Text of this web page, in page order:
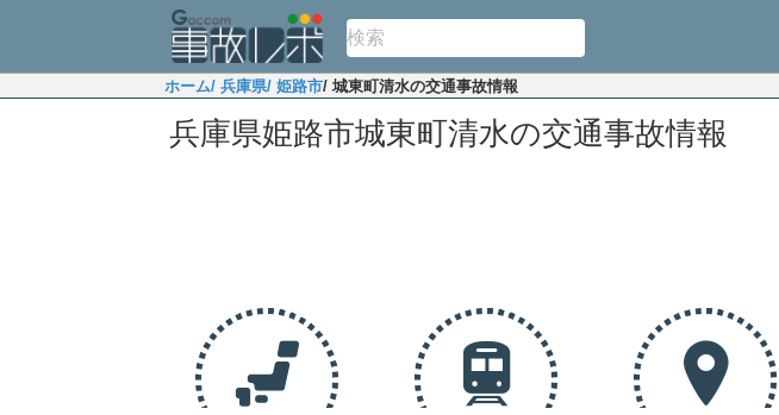
ホーム/ 兵庫県/ 姫路市/ 城東町清水の交通事故情報
兵庫県姫路市城東町清水の交通事故情報